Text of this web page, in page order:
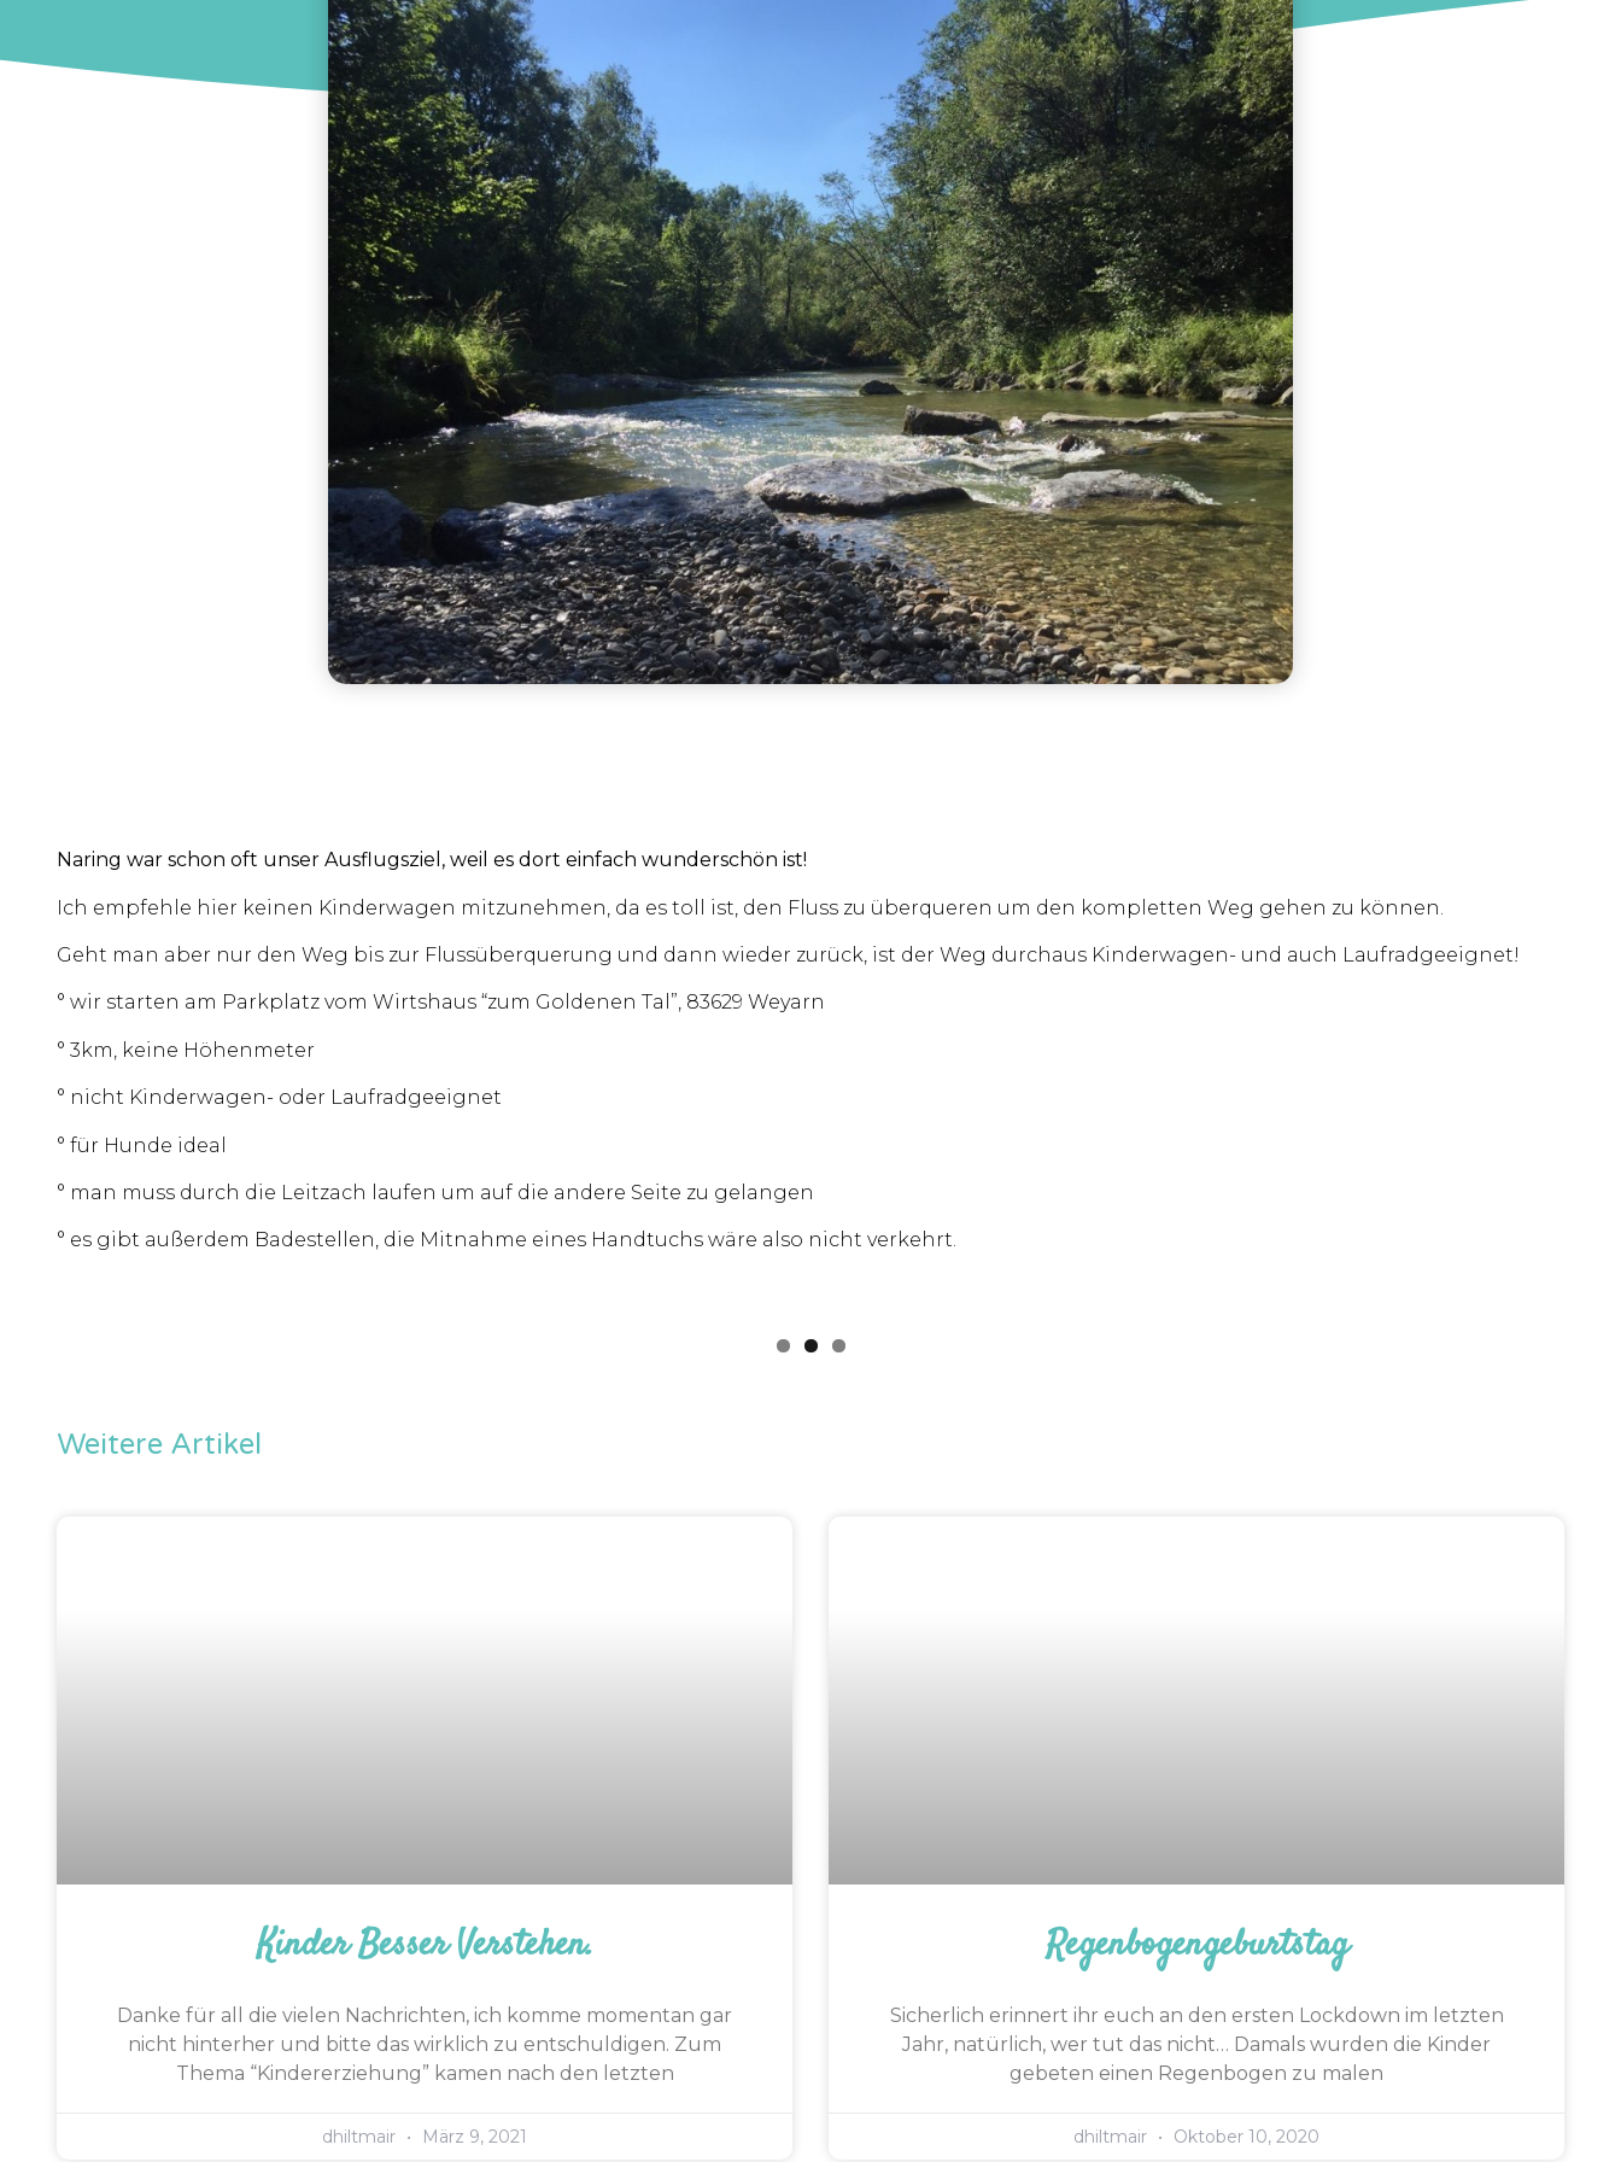
Naring war schon oft unser Ausflugsziel, weil es dort einfach wunderschön ist!
Ich empfehle hier keinen Kinderwagen mitzunehmen, da es toll ist, den Fluss zu überqueren um den kompletten Weg gehen zu können.
Geht man aber nur den Weg bis zur Flussüberquerung und dann wieder zurück, ist der Weg durchaus Kinderwagen- und auch Laufradgeeignet!
° wir starten am Parkplatz vom Wirtshaus “zum Goldenen Tal”, 83629 Weyarn
° 3km, keine Höhenmeter
° nicht Kinderwagen- oder Laufradgeeignet
° für Hunde ideal
° man muss durch die Leitzach laufen um auf die andere Seite zu gelangen
° es gibt außerdem Badestellen, die Mitnahme eines Handtuchs wäre also nicht verkehrt.
Weitere Artikel
Kinder Besser Verstehen.
Danke für all die vielen Nachrichten, ich komme momentan gar
nicht hinterher und bitte das wirklich zu entschuldigen. Zum
Thema “Kindererziehung” kamen nach den letzten
dhiltmair März 9, 2021
Regenbogengeburtstag
Sicherlich erinnert ihr euch an den ersten Lockdown im letzten
Jahr, natürlich, wer tut das nicht… Damals wurden die Kinder
gebeten einen Regenbogen zu malen
dhiltmair Oktober 10, 2020